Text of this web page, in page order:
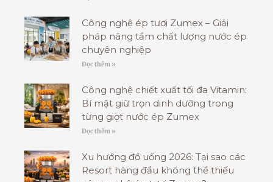
Công nghệ ép tươi Zumex – Giải
pháp nâng tầm chất lượng nước ép
chuyên nghiệp
Đọc thêm »
Công nghệ chiết xuất tối đa Vitamin:
Bí mật giữ trọn dinh dưỡng trong
từng giọt nước ép Zumex
Đọc thêm »
Xu hướng đồ uống 2026: Tại sao các
Resort hàng đầu không thể thiếu